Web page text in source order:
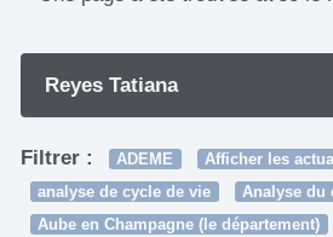
Reyes Tatiana
Filtrer : ADEME
Afficher les
analyse de cycle de vie
Analyse du
Aube en Champagne (le département)